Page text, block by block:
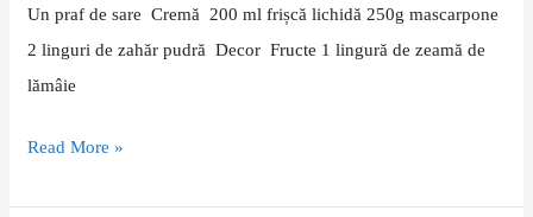
Un praf de sare Cremă 200 ml frișcă lichidă 250g mascarpone
2 linguri de zahăr pudră Decor Fructe 1 lingură de zeamă de
lămâie
Read More »